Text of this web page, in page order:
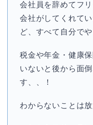
会社員を辞めてフ
会社がしてくれて
ど、すべて自分で
税金や年金・健康
いないと後から面
す、、！
わからないことは